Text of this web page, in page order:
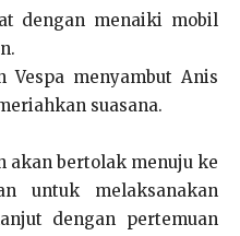
dengan menaiki mobil
menyambut Anis
suasana.
akan bertolak menuju ke
untuk melaksanakan
dengan pertemuan